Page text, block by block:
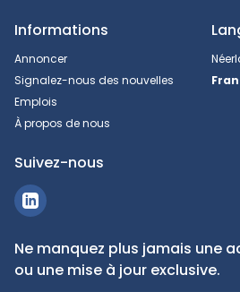
Informations
Annoncer
Signalez-nous des nouvelles
Emplois
À propos de nous
Suivez-nous
Ne manquez plus jamais une
ou une mise à jour exclusive.